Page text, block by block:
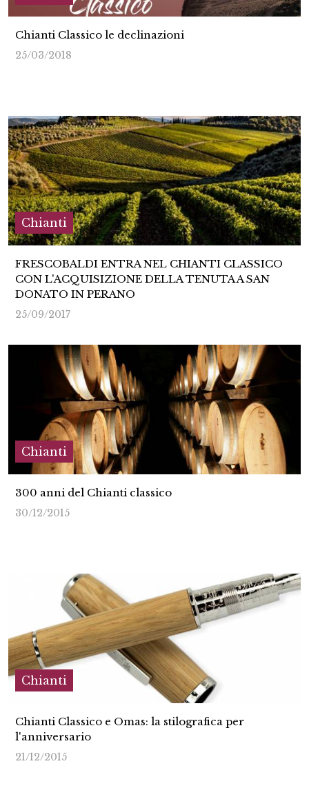
Chianti Classico le declinazioni
25/03/2018
Chianti
FRESCOBALDI ENTRA NEL CHIANTI CLASSICO
CON L'ACQUISIZIONE DELLA TENUTA A SAN
DONATO IN PERANO
25/09/2017
Chianti
300 anni del Chianti classico
30/12/2015
Chianti
Chianti Classico e Omas: la stilografica per
l'anniversario
21/12/2015